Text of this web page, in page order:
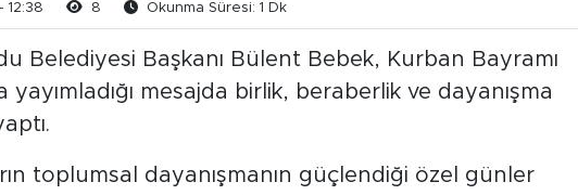
12:38 8 Okunma Süresi: 1 Dk
Belediyesi Başkanı Bülent Bebek, Kurban Bayramı
yayımladığı mesajda birlik, beraberlik ve dayanışma
toplumsal dayanışmanın güçlendiği özel günler